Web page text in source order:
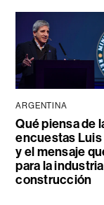
ARGENTINA
Qué piensa de
encuestas Luis
y el mensaje
para la
construcción